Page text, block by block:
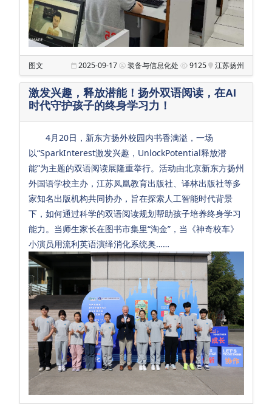
Sub Main
满
天
星
幼
小
学
双
语
小
学
英
特
初
中
双
语
图文 2025-09-17 装备与信息化处 9125 江苏扬州
激发兴趣，释放潜能！扬外双语阅读，在AI
时代守护孩子的终身学习力！
4月20日，新东方扬外校园内书香满溢，一场
以“SparkInterest激发兴趣，UnlockPotential释放潜
能”为主题的双语阅读展隆重举行。活动由北京新东方扬州
外国语学校主办，江苏凤凰教育出版社、译林出版社等多
家知名出版机构共同协办，旨在探索人工智能时代背景
下，如何通过科学的双语阅读规划帮助孩子培养终身学习
能力。当师生家长在图书市集里“淘金”，当《神奇校车》
小演员用流利英语演绎消化系统奥……